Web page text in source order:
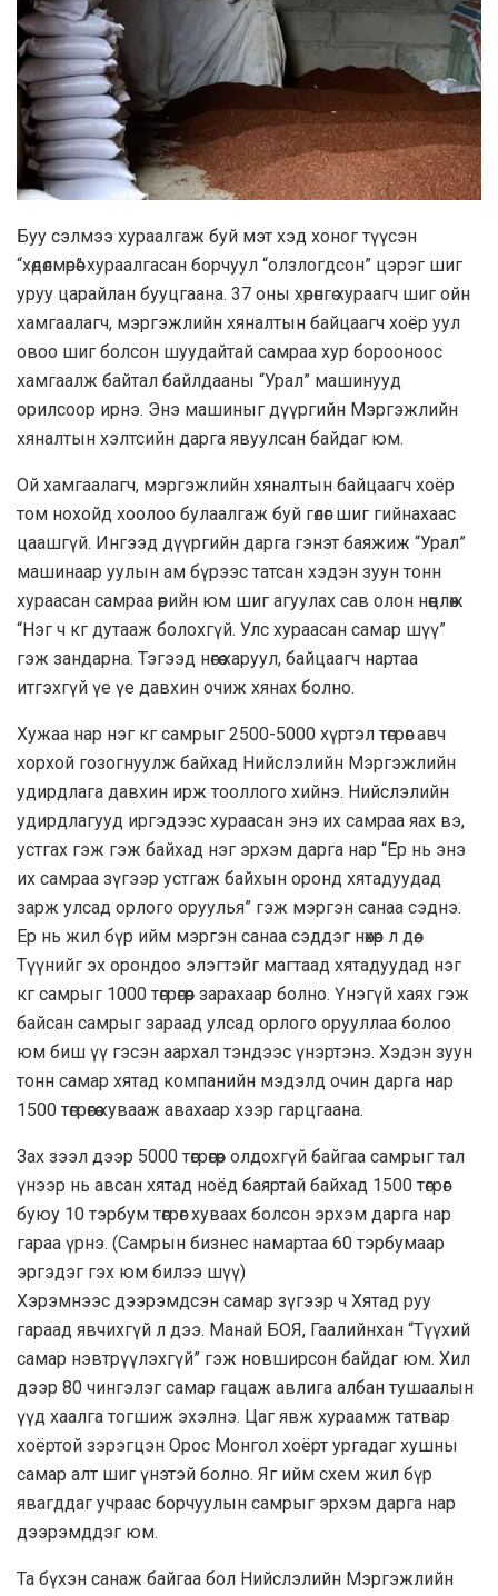
Буу сэлмээ хураалгаж буй мэт хэд хоног түүсэн
“хөдөлмөрөө” хураалгасан борчуул “олзлогдсон” цэрэг шиг
уруу царайлан бууцгаана. 37 оны хөрөнгө хураагч шиг ойн
хамгаалагч, мэргэжлийн хяналтын байцаагч хоёр уул
овоо шиг болсон шуудайтай самраа хур борооноос
хамгаалж байтал байлдааны “Урал” машинууд
орилсоор ирнэ. Энэ машиныг дүүргийн Мэргэжлийн
хяналтын хэлтсийн дарга явуулсан байдаг юм.
Ой хамгаалагч, мэргэжлийн хяналтын байцаагч хоёр
том нохойд хоолоо булаалгаж буй гөлөг шиг гийнахаас
цаашгүй. Ингээд дүүргийн дарга гэнэт баяжиж “Урал”
машинаар уулын ам бүрээс татсан хэдэн зуун тонн
хураасан самраа өөрийн юм шиг агуулах сав олон нөөцлөж
“Нэг ч кг дутааж болохгүй. Улс хураасан самар шүү”
гэж зандарна. Тэгээд нөгөө харуул, байцаагч нартаа
итгэхгүй үе үе давхин очиж хянах болно.
Хужаа нар нэг кг самрыг 2500-5000 хүртэл төгрөг авч
хорхой гозогнуулж байхад Нийслэлийн Мэргэжлийн
удирдлага давхин ирж тооллого хийнэ. Нийслэлийн
удирдлагууд иргэдээс хураасан энэ их самраа яах вэ,
устгах гэж гэж байхад нэг эрхэм дарга нар “Ер нь энэ
их самраа зүгээр устгаж байхын оронд хятадуудад
зарж улсад орлого оруулья” гэж мэргэн санаа сэднэ.
Ер нь жил бүр ийм мэргэн санаа сэддэг нөхөр л дөө.
Түүнийг эх орондоо элэгтэйг магтаад хятадуудад нэг
кг самрыг 1000 төгрөгөөр зарахаар болно. Үнэгүй хаях гэж
байсан самрыг зараад улсад орлого орууллаа болоо
юм биш үү гэсэн аархал тэндээс үнэртэнэ. Хэдэн зуун
тонн самар хятад компанийн мэдэлд очин дарга нар
1500 төгрөгөө хувааж авахаар хээр гарцгаана.
Зах зээл дээр 5000 төгрөгөөр олдохгүй байгаа самрыг тал
үнээр нь авсан хятад ноёд баяртай байхад 1500 төгрөг
буюу 10 тэрбум төгрөг хуваах болсон эрхэм дарга нар
гараа үрнэ. (Самрын бизнес намартаа 60 тэрбумаар
эргэдэг гэх юм билээ шүү)
Хэрэмнээс дээрэмдсэн самар зүгээр ч Хятад руу
гараад явчихгүй л дээ. Манай БОЯ, Гаалийнхан “Түүхий
самар нэвтрүүлэхгүй” гэж новширсон байдаг юм. Хил
дээр 80 чингэлэг самар гацаж авлига албан тушаалын
үүд хаалга тогшиж эхэлнэ. Цаг явж хураамж татвар
хоёртой зэрэгцэн Орос Монгол хоёрт ургадаг хушны
самар алт шиг үнэтэй болно. Яг ийм схем жил бүр
явагддаг учраас борчуулын самрыг эрхэм дарга нар
дээрэмддэг юм.
Та бүхэн санаж байгаа бол Нийслэлийн Мэргэжлийн